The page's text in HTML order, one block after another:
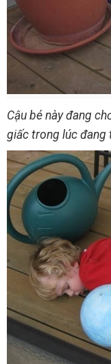
Cậu bé này đang
giấc trong lúc đang